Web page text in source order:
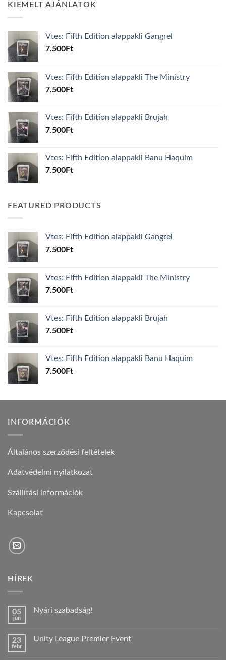
KIEMELT AJÁNLATOK
Vtes: Fifth Edition alappakli Gangrel
7.500Ft
Vtes: Fifth Edition alappakli The Ministry
7.500Ft
Vtes: Fifth Edition alappakli Brujah
7.500Ft
Vtes: Fifth Edition alappakli Banu Haquim
7.500Ft
FEATURED PRODUCTS
Vtes: Fifth Edition alappakli Gangrel
7.500Ft
Vtes: Fifth Edition alappakli The Ministry
7.500Ft
Vtes: Fifth Edition alappakli Brujah
7.500Ft
Vtes: Fifth Edition alappakli Banu Haquim
7.500Ft
INFORMÁCIÓK
Általános szerződési feltételek
Adatvédelmi nyilatkozat
Szállítási információk
Kapcsolat
HÍREK
05
jún
Nyári szabadság!
Nyári
23
febr
Unity League Premier Event